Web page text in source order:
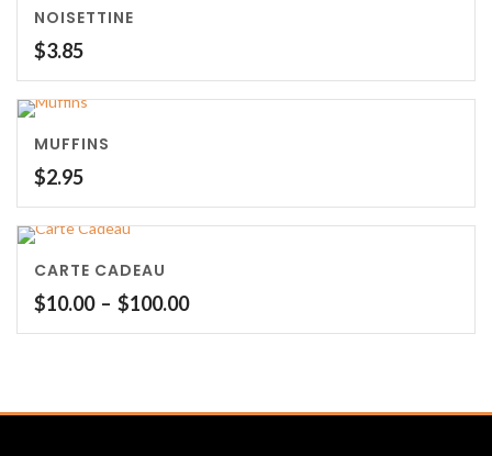
NOISETTINE
$3.85
MUFFINS
$2.95
CARTE CADEAU
$10.00 – $100.00Plage
de